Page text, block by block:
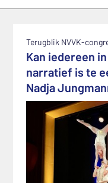
Terugblik NVVK-
Kan iedereen
narratief is te
Nadja